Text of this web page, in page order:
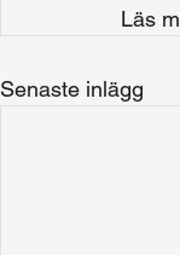
Läs
Senaste inlägg